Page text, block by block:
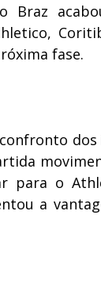
Braz
fase.
para o
a